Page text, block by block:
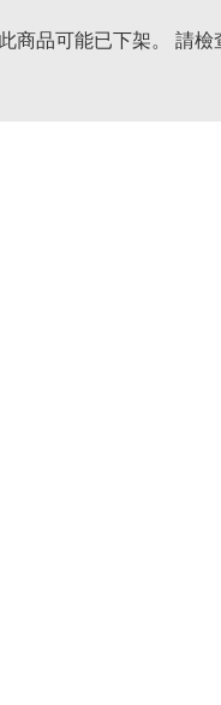
商品可能已下架。 請檢